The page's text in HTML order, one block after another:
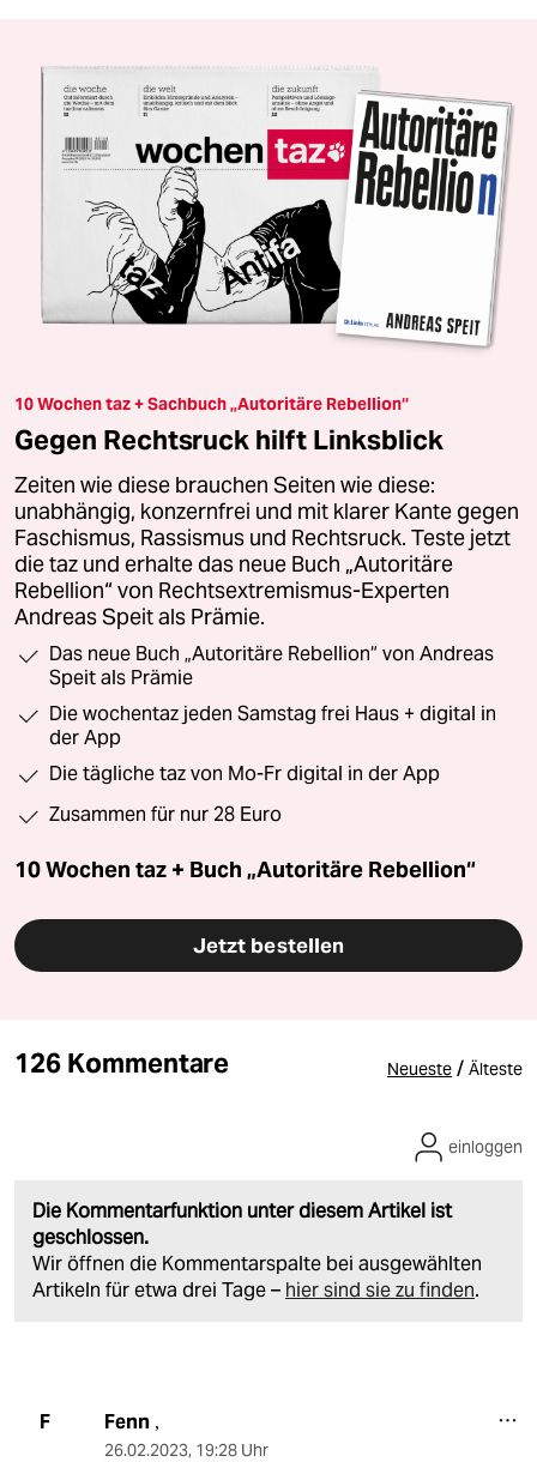
10 Wochen taz + Sachbuch „Autoritäre Rebellion“
Gegen Rechtsruck hilft Linksblick
Zeiten wie diese brauchen Seiten wie diese:
unabhängig, konzernfrei und mit klarer Kante gegen
Faschismus, Rassismus und Rechtsruck. Teste jetzt
die taz und erhalte das neue Buch „Autoritäre
Rebellion“ von Rechtsextremismus-Experten
Andreas Speit als Prämie.
Das neue Buch „Autoritäre Rebellion“ von Andreas
Speit als Prämie
Die wochentaz jeden Samstag frei Haus + digital in
der App
Die tägliche taz von Mo-Fr digital in der App
Zusammen für nur 28 Euro
10 Wochen taz + Buch „Autoritäre Rebellion“
Jetzt bestellen
126 Kommentare Neueste / Älteste
Die Kommentarfunktion unter diesem Artikel ist
geschlossen.
Wir öffnen die Kommentarspalte bei ausgewählten
Artikeln für etwa drei Tage – hier sind sie zu finden.
einloggen
F Fenn,
26.02.2023, 19:28 Uhr